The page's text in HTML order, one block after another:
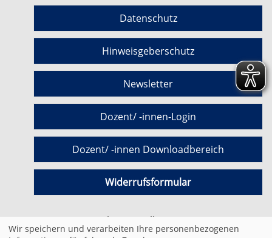
Datenschutz
Hinweisgeberschutz
Newsletter
Dozent/ -innen-Login
Dozent/ -innen Downloadbereich
Widerrufsformular
Cookie Einstellungen
Wir speichern und verarbeiten Ihre personenbezogenen